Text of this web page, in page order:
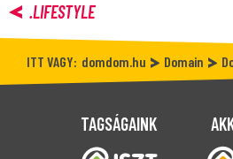
.LIFESTYLE
ITT VAGY: domdom.hu Domain
TAGSÁGAINK